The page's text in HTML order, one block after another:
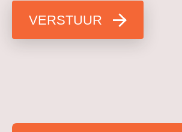
VERSTUUR